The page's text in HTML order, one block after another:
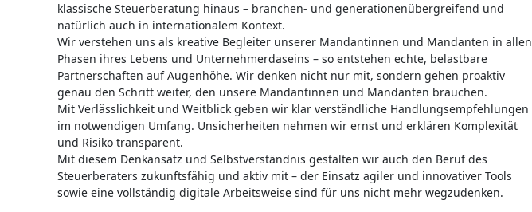
klassische Steuerberatung hinaus – branchen- und generationenübergreifend und
natürlich auch in internationalem Kontext.
Wir verstehen uns als kreative Begleiter unserer Mandantinnen und Mandanten in allen
Phasen ihres Lebens und Unternehmerdaseins – so entstehen echte, belastbare
Partnerschaften auf Augenhöhe. Wir denken nicht nur mit, sondern gehen proaktiv
genau den Schritt weiter, den unsere Mandantinnen und Mandanten brauchen.
Mit Verlässlichkeit und Weitblick geben wir klar verständliche Handlungsempfehlungen
im notwendigen Umfang. Unsicherheiten nehmen wir ernst und erklären Komplexität
und Risiko transparent.
Mit diesem Denkansatz und Selbstverständnis gestalten wir auch den Beruf des
Steuerberaters zukunftsfähig und aktiv mit – der Einsatz agiler und innovativer Tools
sowie eine vollständig digitale Arbeitsweise sind für uns nicht mehr wegzudenken.